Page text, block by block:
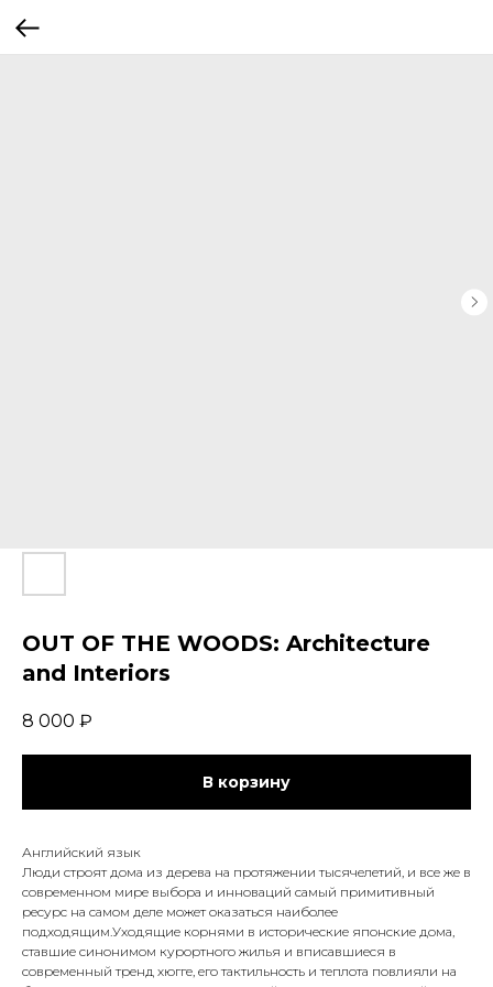
OUT OF THE WOODS: Architecture
and Interiors
8 000 ₽
В корзину
Английский язык
Люди строят дома из дерева на протяжении тысячелетий, и все же в
современном мире выбора и инноваций самый примитивный
ресурс на самом деле может оказаться наиболее
подходящим.Уходящие корнями в исторические японские дома,
ставшие синонимом курортного жилья и вписавшиеся в
современный тренд хюгге, его тактильность и теплота повлияли на